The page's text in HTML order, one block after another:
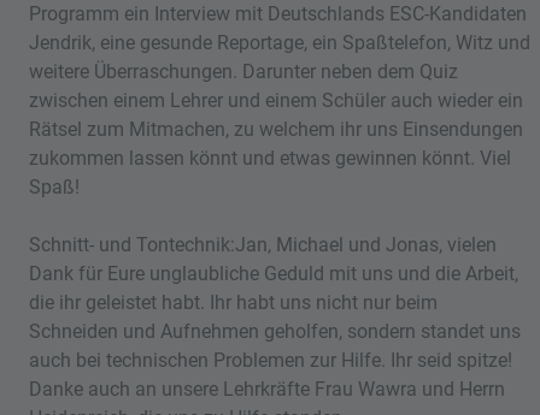
Programm ein Interview mit Deutschlands ESC-Kandidaten
Jendrik, eine gesunde Reportage, ein Spaßtelefon, Witz und
weitere Überraschungen. Darunter neben dem Quiz
zwischen einem Lehrer und einem Schüler auch wieder ein
Rätsel zum Mitmachen, zu welchem ihr uns Einsendungen
zukommen lassen könnt und etwas gewinnen könnt. Viel
Spaß!
Schnitt- und Tontechnik:Jan, Michael und Jonas, vielen
Dank für Eure unglaubliche Geduld mit uns und die Arbeit,
die ihr geleistet habt. Ihr habt uns nicht nur beim
Schneiden und Aufnehmen geholfen, sondern standet uns
auch bei technischen Problemen zur Hilfe. Ihr seid spitze!
Danke auch an unsere Lehrkräfte Frau Wawra und Herrn